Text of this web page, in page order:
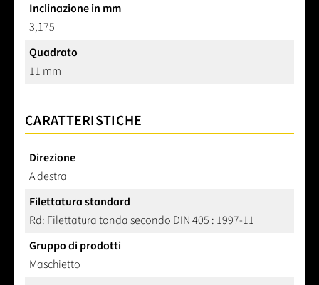
Inclinazione in mm
3,175
Quadrato
11 mm
CARATTERISTICHE
Direzione
A destra
Filettatura standard
Rd: Filettatura tonda secondo DIN 405 : 1997-11
Gruppo di prodotti
Maschietto